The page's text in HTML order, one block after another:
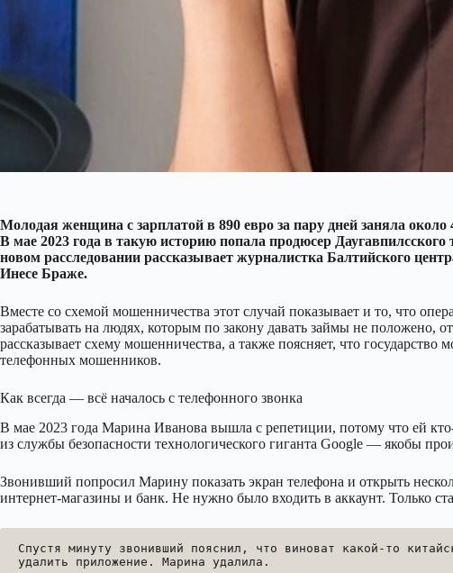
Молодая женщина с зарплатой в 890 евро за пару дней заняла
В мае 2023 года в такую историю попала продюсер
новом расследовании рассказывает журналистка Балтийского
Инесе Браже.
Вместе со схемой мошенничества этот случай показывает и то, что
зарабатывать на людях, которым по закону давать займы не положено,
рассказывает схему мошенничества, а также поясняет, что государство
телефонных мошенников.
Как всегда — всё началось с телефонного звонка
В мае 2023 года Марина Иванова вышла с репетиции, потому что ей
из службы безопасности технологического гиганта Google — якобы
Звонивший попросил Марину показать экран телефона и открыть
интернет-магазины и банк. Не нужно было входить в аккаунт. Только
Спустя минуту звонивший пояснил, что виноват какой-то
удалить приложение. Марина удалила.